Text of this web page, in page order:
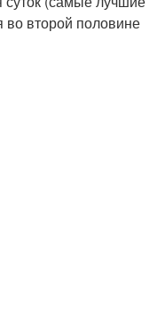
во второй половине